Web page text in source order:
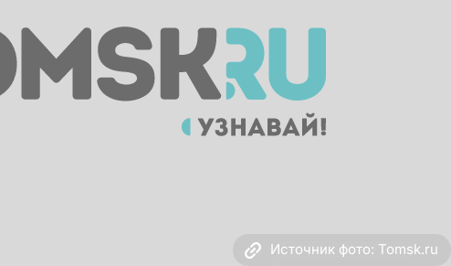
Источник фото: Tomsk.ru